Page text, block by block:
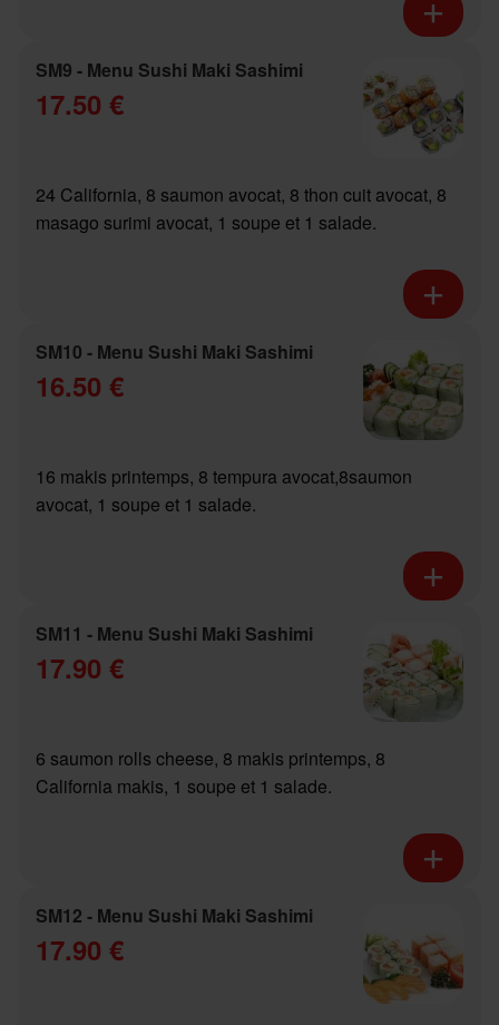
SM9 - Menu Sushi Maki Sashimi
17.50 €
24 California, 8 saumon avocat, 8 thon cuit avocat, 8
masago surimi avocat, 1 soupe et 1 salade.
SM10 - Menu Sushi Maki Sashimi
16.50 €
16 makis printemps, 8 tempura avocat,8saumon
avocat, 1 soupe et 1 salade.
SM11 - Menu Sushi Maki Sashimi
17.90 €
6 saumon rolls cheese, 8 makis printemps, 8
California makis, 1 soupe et 1 salade.
SM12 - Menu Sushi Maki Sashimi
17.90 €